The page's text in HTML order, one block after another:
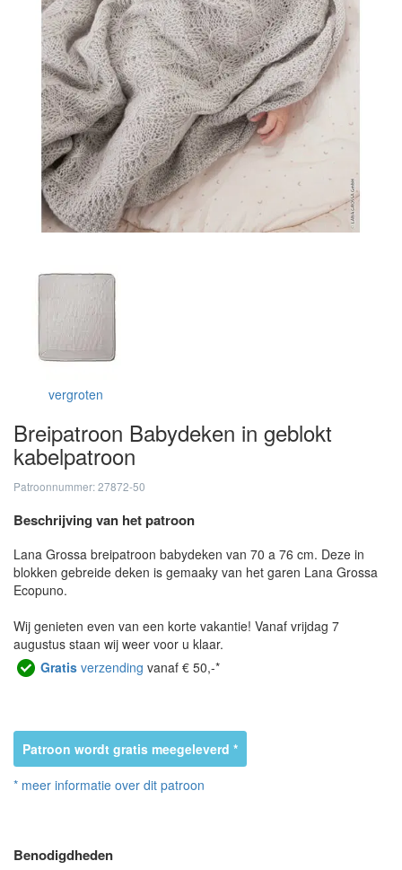
vergroten
Breipatroon Babydeken in geblokt
kabelpatroon
Patroonnummer: 27872-50
Beschrijving van het patroon
Lana Grossa breipatroon babydeken van 70 a 76 cm. Deze in
blokken gebreide deken is gemaaky van het garen Lana Grossa
Ecopuno.
Wij genieten even van een korte vakantie! Vanaf vrijdag 7
augustus staan wij weer voor u klaar.
Gratis verzending vanaf € 50,-*
Patroon wordt gratis meegeleverd *
* meer informatie over dit patroon
Benodigdheden